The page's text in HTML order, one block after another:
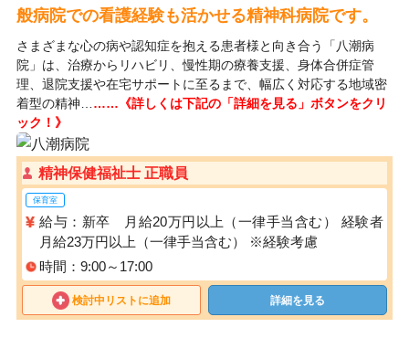
般病院での看護経験も活かせる精神科病院です。
さまざまな心の病や認知症を抱える患者様と向き合う「八潮病
院」は、治療からリハビリ、慢性期の療養支援、身体合併症管
理、退院支援や在宅サポートに至るまで、幅広く対応する地域密
着型の精神… ……《詳しくは下記の「詳細を見る」ボタンをクリ
ック！》
精神保健福祉士 正職員
保育室
給与：新卒 月給20万円以上（一律手当含む） 経験者
月給23万円以上（一律手当含む） ※経験考慮
時間：9:00～17:00
検討中リストに追加 詳細を見る